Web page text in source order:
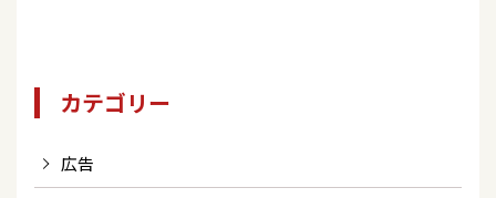
カテゴリー
広告